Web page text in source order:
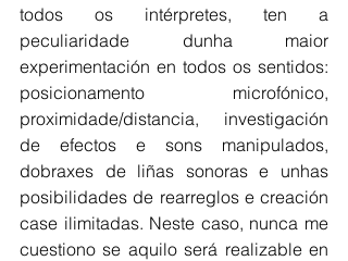
todos os intérpretes, ten a
peculiaridade dunha maior
experimentación en todos os sentidos:
posicionamento microfónico,
proximidade/distancia, investigación
de efectos e sons manipulados,
dobraxes de liñas sonoras e unhas
posibilidades de rearreglos e creación
case ilimitadas. Neste caso, nunca me
cuestiono se aquilo será realizable en